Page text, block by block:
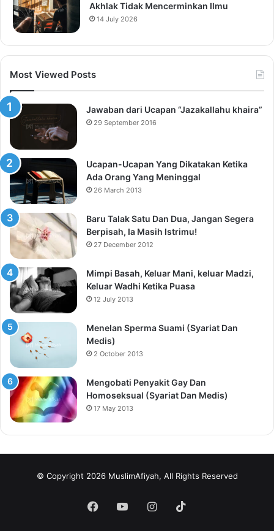
Akhlak Tidak Mencerminkan Ilmu
14 July 2026
Most Viewed Posts
Jawaban dari Ucapan “Jazakallahu khaira”
29 September 2016
Ucapan-Ucapan Yang Dikatakan Ketika
Ada Orang Yang Meninggal
26 March 2013
Baru Talak Satu Dan Dua, Jangan Segera
Berpisah, Ia Masih Istrimu!
27 December 2012
Mimpi Basah, Keluar Mani, keluar Madzi,
Keluar Wadhi Ketika Puasa
12 July 2013
Menelan Sperma Suami (Syariat Dan
Medis)
2 October 2013
Mengobati Penyakit Gay Dan
Homoseksual (Syariat Dan Medis)
17 May 2013
© Copyright 2026 MuslimAfiyah, All Rights Reserved
Facebook
YouTubeInstagram